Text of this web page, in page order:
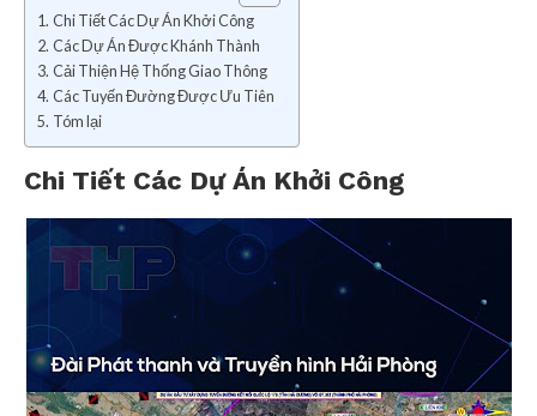
Chi Tiết Các Dự Án Khởi Công
Các Dự Án Được Khánh Thành
Cải Thiện Hệ Thống Giao Thông
Các Tuyến Đường Được Ưu Tiên
Tóm lại
Chi Tiết Các Dự Án Khởi Công